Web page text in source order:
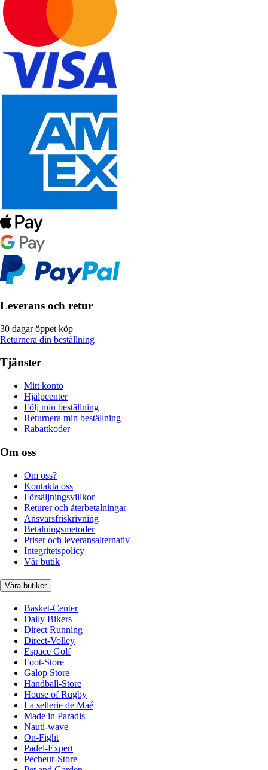
Leverans och retur
30 dagar öppet köp
Returnera din beställning
Tjänster
Mitt konto
Hjälpcenter
Följ min beställning
Returnera min beställning
Rabattkoder
Om oss
Om oss?
Kontakta oss
Försäljningsvillkor
Returer och återbetalningar
Ansvarsfriskrivning
Betalningsmetoder
Priser och leveransalternativ
Integritetspolicy
Vår butik
Våra butiker
Basket-Center
Daily Bikers
Direct Running
Direct-Volley
Espace Golf
Foot-Store
Galop Store
Handball-Store
House of Rugby
La sellerie de Maé
Made in Paradis
Nauti-wave
On-Fight
Padel-Expert
Pecheur-Store